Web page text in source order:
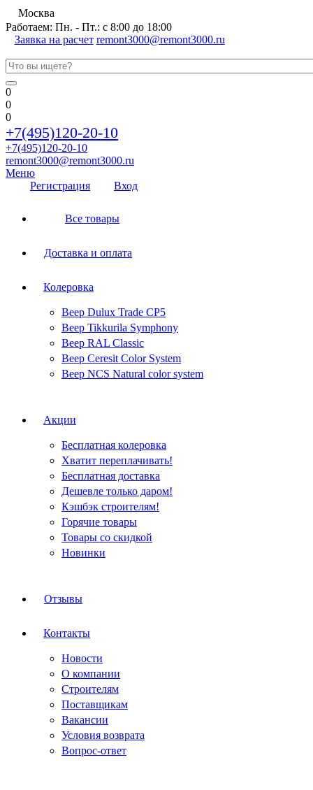
Москва
Работаем: Пн. - Пт.: с 8:00 до 18:00
Заявка на расчет remont3000@remont3000.ru
0
0
0
+7(495)120-20-10
+7(495)120-20-10
remont3000@remont3000.ru
Меню
Регистрация
Вход
Все товары
Доставка и оплата
Колеровка
Веер Dulux Trade CP5
Веер Tikkurila Symphony
Веер RAL Classic
Веер Ceresit Color System
Веер NCS Natural color system
Акции
Бесплатная колеровка
Хватит переплачивать!
Бесплатная доставка
Дешевле только даром!
Кэшбэк строителям!
Горячие товары
Товары со скидкой
Новинки
Отзывы
Контакты
Новости
О компании
Строителям
Поставщикам
Вакансии
Условия возврата
Вопрос-ответ